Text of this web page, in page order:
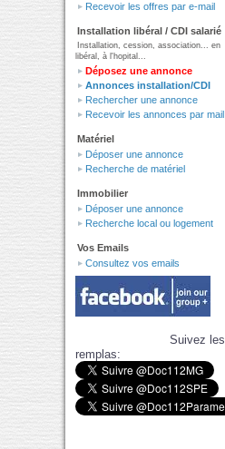
Recevoir les offres par e-mail
Installation libéral / CDI salarié
Installation, cession, association... en
libéral, à l'hopital...
Déposez une annonce
Annonces installation/CDI
Rechercher une annonce
Recevoir les annonces par mail
Matériel
Déposer une annonce
Recherche de matériel
Immobilier
Déposer une annonce
Recherche local ou logement
Vos Emails
Consultez vos emails
Suivez les
remplas: